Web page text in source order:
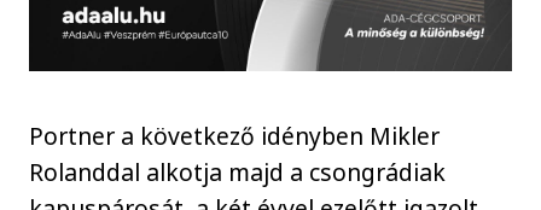
Portner a következő idényben Mikler
Rolanddal alkotja majd a csongrádiak